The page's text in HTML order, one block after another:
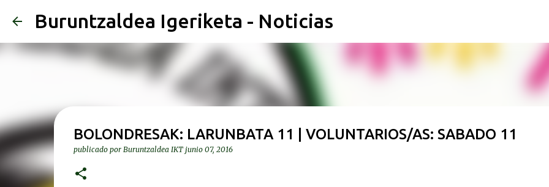
Buruntzaldea Igeriketa - Noticias
BOLONDRESAK: LARUNBATA 11 | VOLUNTARIOS/AS: SABADO 11
publicado por Buruntzaldea IKT junio 07, 2016